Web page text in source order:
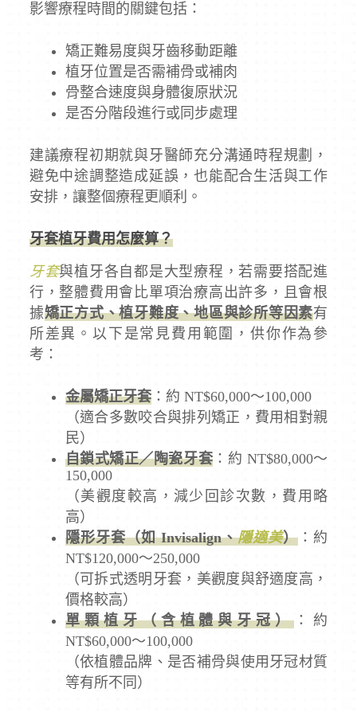
影響療程時間的關鍵包括：
矯正難易度與牙齒移動距離
植牙位置是否需補骨或補肉
骨整合速度與身體復原狀況
是否分階段進行或同步處理
建議療程初期就與牙醫師充分溝通時程規劃，
避免中途調整造成延誤，也能配合生活與工作
安排，讓整個療程更順利。
牙套植牙費用怎麼算？
牙套與植牙各自都是大型療程，若需要搭配進
行，整體費用會比單項治療高出許多，且會根
據矯正方式、植牙難度、地區與診所等因素有
所差異。以下是常見費用範圍，供你作為參
考：
金屬矯正牙套：約 NT$60,000～100,000
（適合多數咬合與排列矯正，費用相對親
民）
自鎖式矯正／陶瓷牙套 ：約 NT$80,000～
150,000
（美觀度較高，減少回診次數，費用略
高）
隱形牙套（如 Invisalign、隱適美） ：約
NT$120,000～250,000
（可拆式透明牙套，美觀度與舒適度高，
價格較高）
單顆植牙（含植體與牙冠） ：約
NT$60,000～100,000
（依植體品牌、是否補骨與使用牙冠材質
等有所不同）